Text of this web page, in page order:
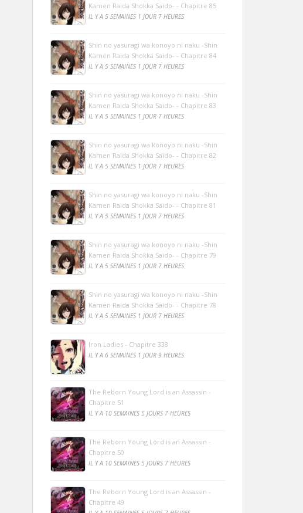
Kamen Raida Shokka Saido- - Chapitre 85
IL Y A 5 SEMAINES 1 JOUR 7 HEURES
Shin no yasuragi wa konoyo ni naku -Shin
Kamen Raida Shokka Saido- - Chapitre 84
IL Y A 5 SEMAINES 1 JOUR 7 HEURES
Shin no yasuragi wa konoyo ni naku -Shin
Kamen Raida Shokka Saido- - Chapitre 83
IL Y A 5 SEMAINES 1 JOUR 7 HEURES
Shin no yasuragi wa konoyo ni naku -Shin
Kamen Raida Shokka Saido- - Chapitre 82
IL Y A 5 SEMAINES 1 JOUR 7 HEURES
Shin no yasuragi wa konoyo ni naku -Shin
Kamen Raida Shokka Saido- - Chapitre 81
IL Y A 5 SEMAINES 1 JOUR 7 HEURES
Shin no yasuragi wa konoyo ni naku -Shin
Kamen Raida Shokka Saido- - Chapitre 79
IL Y A 5 SEMAINES 1 JOUR 7 HEURES
Shin no yasuragi wa konoyo ni naku -Shin
Kamen Raida Shokka Saido- - Chapitre 78
IL Y A 5 SEMAINES 1 JOUR 7 HEURES
Iron Ladies - Chapitre 338
IL Y A 6 SEMAINES 1 JOUR 9 HEURES
The Reborn Young Lord is an Assassin -
Chapitre 51
IL Y A 10 SEMAINES 5 JOURS 7 HEURES
The Reborn Young Lord is an Assassin -
Chapitre 50
IL Y A 10 SEMAINES 5 JOURS 7 HEURES
The Reborn Young Lord is an Assassin -
Chapitre 49